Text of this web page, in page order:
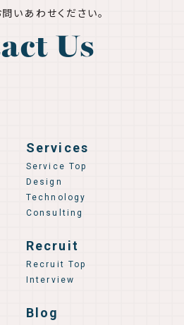
いあわせください。
Us
Services
Service Top
Design
Technology
Consulting
Recruit
Recruit Top
Interview
Blog